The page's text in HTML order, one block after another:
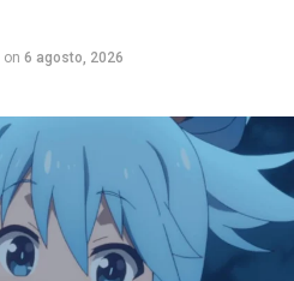
on 6 agosto, 2026